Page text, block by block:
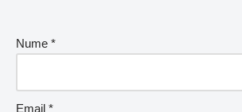
Nume *
Email *